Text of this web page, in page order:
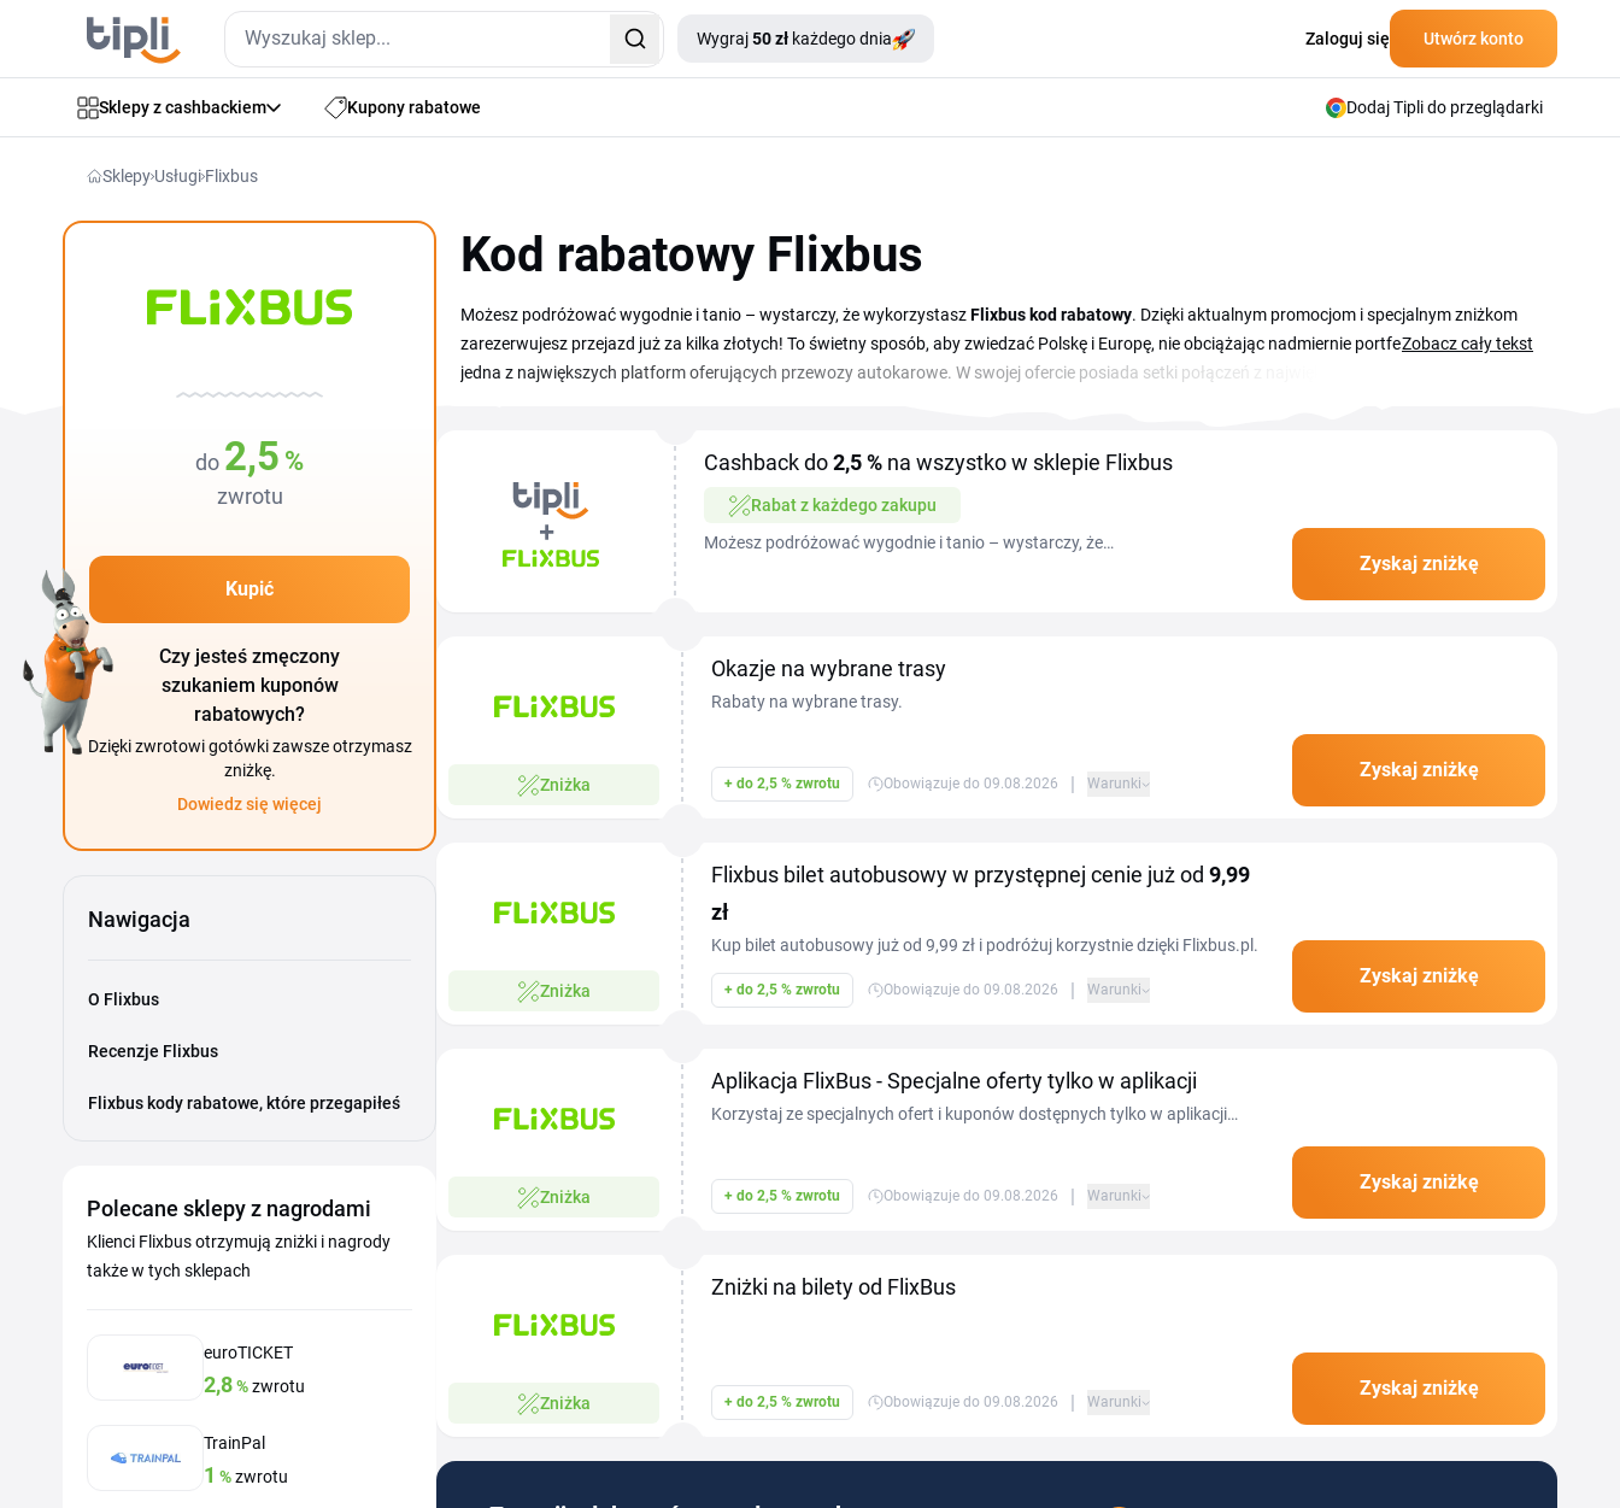
Wygraj50 zł każdego dnia Zaloguj się Utwórz konto
Sklepy z cashbackiem Kupony rabatowe Dodaj Tipli do przeglądarki
Sklepy Usługi Flixbus
do 2,5 %
zwrotu
Kupić
Czy jesteś zmęczony
szukaniem kuponów
rabatowych?
Dzięki zwrotowi gotówki zawsze otrzymasz
zniżkę.
Dowiedz się więcej
Nawigacja
O Flixbus
Recenzje Flixbus
Flixbus kody rabatowe, które przegapiłeś
Polecane sklepy z nagrodami
Klienci Flixbus otrzymują zniżki i nagrody
także w tych sklepach
euroTICKET
2,8%zwrotu
TrainPal
1 %zwrotu
Kod rabatowy Flixbus
Możesz podróżować wygodnie i tanio – wystarczy, że wykorzystaszFlixbus kod rabatowy. Dzięki aktualnym promocjom i specjalnym zniżkom
zarezerwujesz przejazd już za kilka złotych! To świetny sposób, aby zwiedzać Polskę i Europę, nie obciążając nadmiernie portfela. Flixbus to
jedna z największych platform oferujących przewozy autokarowe. W swojej ofercie posiada setki połączeń z największymi miastami w Polsce
Zobacz cały tekst
Cashback do2,5 % na wszystko w sklepie Flixbus
Rabat z każdego zakupu
Możesz podróżować wygodnie i tanio – wystarczy, że
Zyskaj zniżkę
Zniżka
Okazje na wybrane trasy
Rabaty na wybrane trasy.
+ do 2,5 % zwrotu Obowiązuje do 09.08.2026 | Warunki
Zyskaj zniżkę
Zniżka
Flixbus bilet autobusowy w przystępnej cenie już od 9,99
zł
Kup bilet autobusowy już od 9,99 zł i podróżuj korzystnie dzięki Flixbus.pl.
+ do 2,5 % zwrotu Obowiązuje do 09.08.2026 | Warunki
Zyskaj zniżkę
Zniżka
Aplikacja FlixBus - Specjalne oferty tylko w aplikacji
Korzystaj ze specjalnych ofert i kuponów dostępnych tylko w aplikacji
+ do 2,5 % zwrotu Obowiązuje do 09.08.2026 | Warunki
Zyskaj zniżkę
Zniżka
Zniżki na bilety od FlixBus
+ do 2,5 % zwrotu Obowiązuje do 09.08.2026 | Warunki
Zyskaj zniżkę